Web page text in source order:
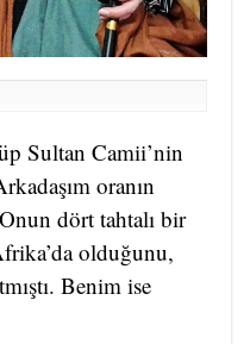
Sultan Camii’nin
oranın
dört tahtalı bir
olduğunu,
Benim ise